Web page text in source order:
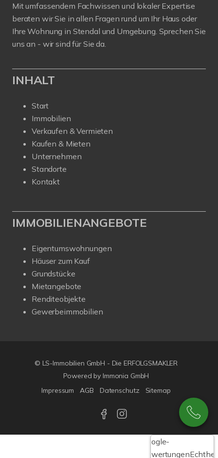
Mit umfassendem Fachwissen und lokaler Expertise
beraten wir Sie in allen Fragen rund um Ihr Haus oder
Ihre Wohnung in Stendal und Umgebung. Sprechen Sie
uns an - wir sind für Sie da.
INHALT
Start
Immobilien
Verkaufen & Vermieten
Kaufen & Mieten
Unternehmen
Standorte
Kontakt
IMMOBILIENANGEBOTE
Eigentumswohnungen
Häuser zum Kauf
Grundstücke
Mietangebote
Renditeobjekte
Gewerbeimmobilien
© LS-Immobilien GmbH - Die ERFOLGSMAKLER
Powered by Immonia GmbH
Impressum
AGB Datenschutz Sitemap
Google-
Bewertungen